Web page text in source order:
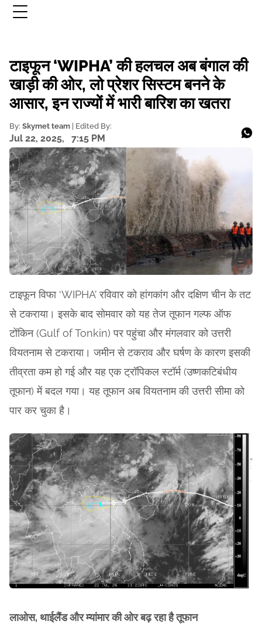
टाइफून ‘WIPHA’ की हलचल अब बंगाल की
खाड़ी की ओर, लो प्रेशर सिस्टम बनने के
आसार, इन राज्यों में भारी बारिश का खतरा
By: Skymet team | Edited By:
Jul 22, 2025, 7:15 PM
टाइफून विफा ‘WIPHA’ रविवार को हांगकांग और दक्षिण चीन के तट
से टकराया। इसके बाद सोमवार को यह तेज तूफान गल्फ ऑफ
टोंकिन (Gulf of Tonkin) पर पहुंचा और मंगलवार को उत्तरी
वियतनाम से टकराया। जमीन से टकराव और घर्षण के कारण इसकी
तीव्रता कम हो गई और यह एक ट्रॉपिकल स्टॉर्म (उष्णकटिबंधीय
तूफान) में बदल गया। यह तूफान अब वियतनाम की उत्तरी सीमा को
पार कर चुका है।
लाओस, थाईलैंड और म्यांमार की ओर बढ़ रहा है तूफान